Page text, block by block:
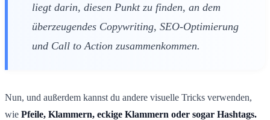
liegt darin, diesen Punkt zu finden, an dem
überzeugendes Copywriting, SEO-Optimierung
und Call to Action zusammenkommen.
Nun, und außerdem kannst du andere visuelle Tricks verwenden,
wie Pfeile, Klammern, eckige Klammern oder sogar Hashtags.